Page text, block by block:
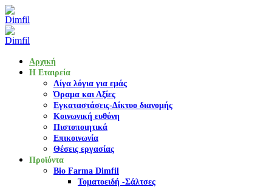
Αρχική
Η Εταιρεία
Λίγα λόγια για εμάς
Όραμα και Αξίες
Εγκαταστάσεις-Δίκτυο διανομής
Κοινωνική ευθύνη
Πιστοποιητικά
Επικοινωνία
Θέσεις εργασίας
Προϊόντα
Bio Farma Dimfil
Τοματοειδή -Σάλτσες